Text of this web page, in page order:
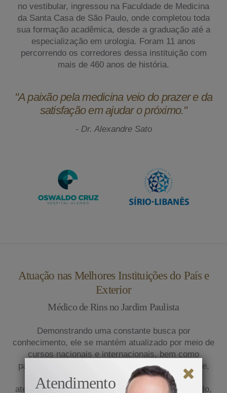
no vestibular, ingressou na Faculdade de Medicina
da Santa Casa de São Paulo, onde completou toda
sua formação acadêmica, desde a graduação até a
especialização em urologia. Foram 11 anos
percorrendo os corredores dessa instituição com
mais de 460 anos de história.
"A paixão pela medicina veio do prazer e da
satisfação em ajudar o próximo."
- Dr. Alexandre Sato
Atuação nas Melhores Instituições do País e
Exterior
Médico de Rins no Jardim Paulista
Demonstrando uma constante busca por
conhecimento, ele se mantém atualizado por meio de
cursos nacionais e internacionais, bem como
participação em congressos médicos. Atualmente,
exerce sua prática na clínica privada e presta
atendimento em renomados hospitais de São Paulo,
Atendimento